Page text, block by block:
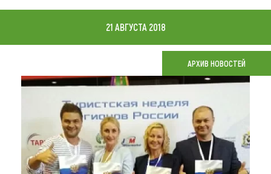
Что привезти (сувениры)
О регионе
Коллекция впечатлений
Другие рубрики
21 АВГУСТА 2018
АРХИВ НОВОСТЕЙ